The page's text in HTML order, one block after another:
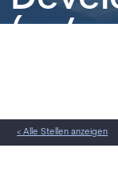
(m/
< Alle Stellen anzeigen